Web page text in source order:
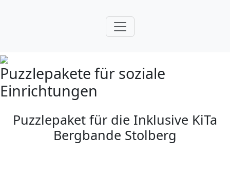
Puzzlepakete für soziale
Einrichtungen
Puzzlepaket für die Inklusive KiTa
Bergbande Stolberg